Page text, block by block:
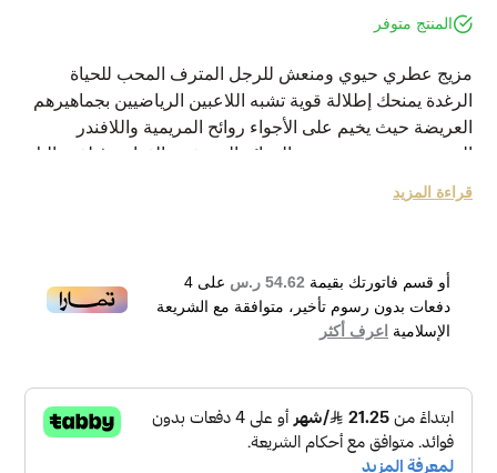
المنتج متوفر
مزيج عطري حيوي ومنعش للرجل المترف المحب للحياة
الرغدة يمنحك إطلالة قوية تشبه اللاعبين الرياضيين بجماهيرهم
العريضة حيث يخيم على الأجواء روائح المريمية واللافندر
الممزوجين بمجموعة من الروائح المنعشة والفواحة فتلفت إليك
كل الأنظار وتجعل الجميع في انتظار إمضاءك على دفاتر
ذكرياتهم
1909 وأطلق أول عطر لها في عام 1924 وحققت بها مبيعات
عالية وشهرة لا محدودة وأصبحت عطورها الآن تُباع في جميع
الأسواق الدولية والعالمية
قراءة المزيد
أو قسم فاتورتك بقيمة 54.62 ر.س على 4
دفعات بدون رسوم تأخير، متوافقة مع الشريعة
الإسلامية اعرف أكثر